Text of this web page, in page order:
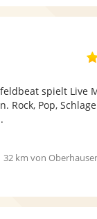
spielt Live
Rock, Pop,
32 km von